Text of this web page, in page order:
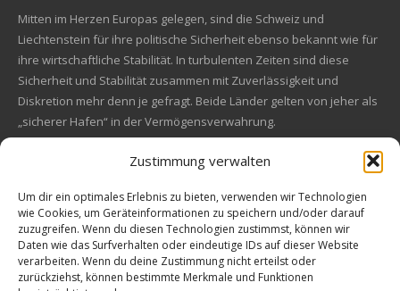
Zustimmung verwalten
Um dir ein optimales Erlebnis zu bieten, verwenden wir Technologien
wie Cookies, um Geräteinformationen zu speichern und/oder darauf
zuzugreifen. Wenn du diesen Technologien zustimmst, können wir
Daten wie das Surfverhalten oder eindeutige IDs auf dieser Website
verarbeiten. Wenn du deine Zustimmung nicht erteilst oder
zurückziehst, können bestimmte Merkmale und Funktionen
Mitten im Herzen Europas gelegen, sind die Schweiz und
Liechtenstein für ihre politische Sicherheit ebenso bekannt wie für
ihre wirtschaftliche Stabilität. In turbulenten Zeiten sind diese
Sicherheit und Stabilität zusammen mit Zuverlässigkeit und
Diskretion mehr denn je gefragt. Beide Länder gelten von jeher als
„sicherer Hafen“ in der Vermögensverwahrung.
Financial concept of convincing origin
Located in the heart of Europe, Switzerland and Liechtenstein are
also known for their political safety as for their economic stability.
In these turbulent times, security and stability along with reliability
and discretion are more in demand than ever. Both countries are
always a "safe haven" in asset safe.
Kundenbewertungen und Erfahrungen zu
EM Global Service AG